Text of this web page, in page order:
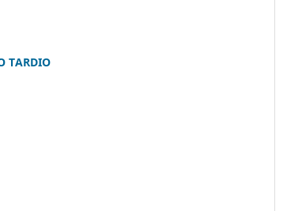
TARDIO